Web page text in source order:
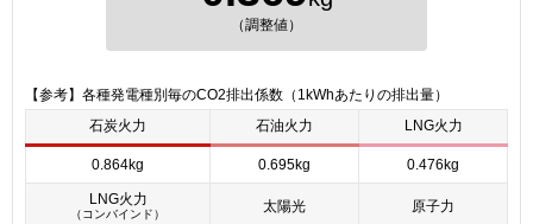
（調整値）
【参考】各種発電種別毎のCO2排出係数（1kWhあたりの排出量）
石炭火力
石油火力 LNG火力
0.864kg 0.695kg 0.476kg
LNG火力
（コンバインド） 太陽光 原子力